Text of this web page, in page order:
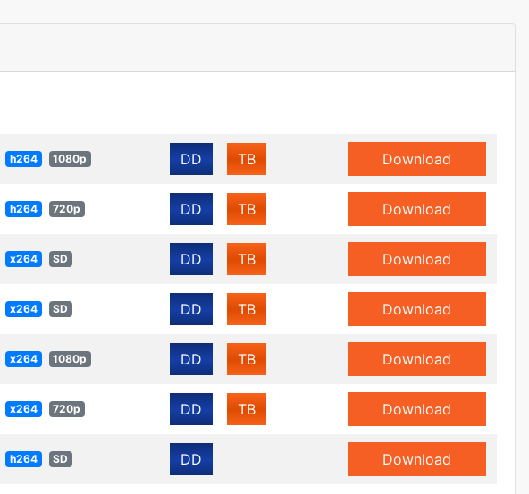
h264 1080p DD TB Download
h264 720p DD TB Download
x264 SD DD TB Download
x264 SD DD TB Download
x264 1080p DD TB Download
x264 720p DD TB Download
h264 SD DD Download